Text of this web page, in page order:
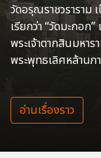
วัดอรุณราชวราราม
เรียกว่า “วัดมะกอก
พระเจ้าตากสินมหา
พระพุทธเลิศหล้านภ
อ่านเรื่องราว